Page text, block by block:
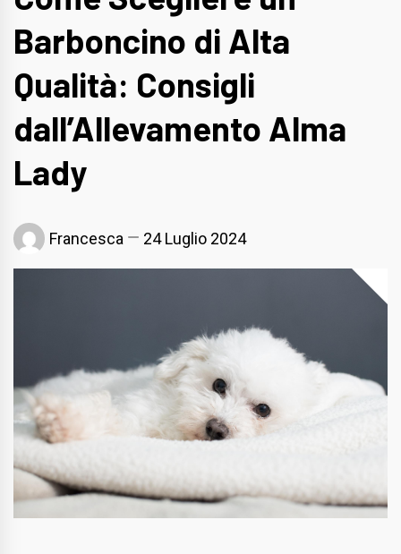
Barboncino di Alta
Qualità: Consigli
dall’Allevamento Alma
Lady
Francesca 24 Luglio 2024